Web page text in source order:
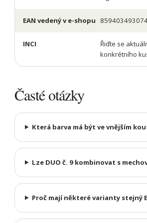
EAN vedený v e-shopu
INCI
Řiďte se
konkrétního
Časté otázky
Která barva má být ve vnějším
Lze DUO č. 9 kombinovat s
Proč mají některé varianty stejný